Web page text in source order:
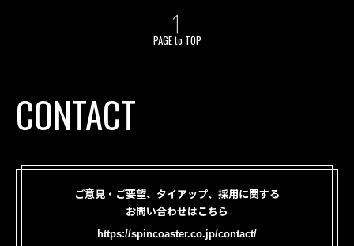
PAGE to TOP
CONTACT
ご意見・ご要望、タイアップ、採用に関する
お問い合わせはこちら
https://spincoaster.co.jp/contact/